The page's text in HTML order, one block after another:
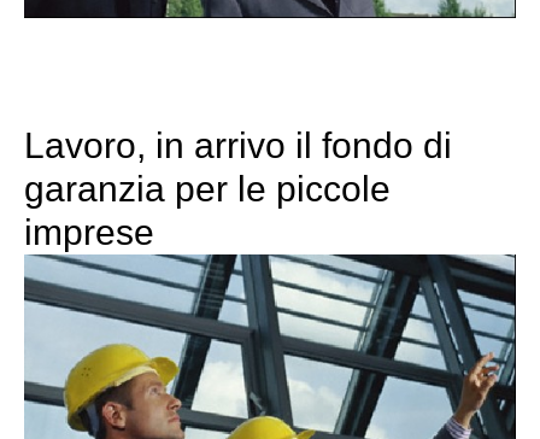
Lavoro, in arrivo il fondo di
garanzia per le piccole
imprese